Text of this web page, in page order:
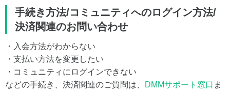
手続き方法/コミュニティへのログイン方法/
決済関連のお問い合わせ
・入会方法がわからない
・支払い方法を変更したい
・コミュニティにログインできない
などの手続き、決済関連のご質問は、
DMMサポート窓口 ま